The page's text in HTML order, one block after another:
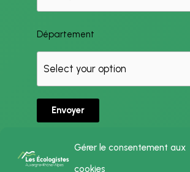
Gérer le consentement aux
cookies
Département
Envoyer